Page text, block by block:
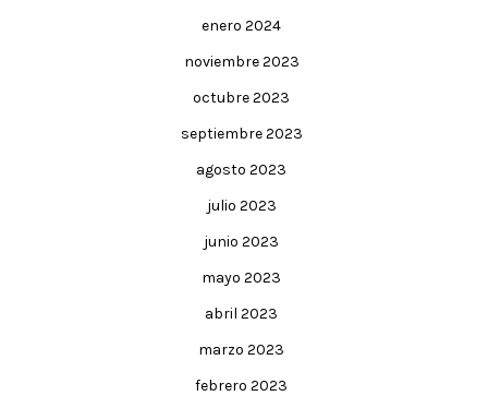
enero 2024
noviembre 2023
octubre 2023
septiembre 2023
agosto 2023
julio 2023
junio 2023
mayo 2023
abril 2023
marzo 2023
febrero 2023